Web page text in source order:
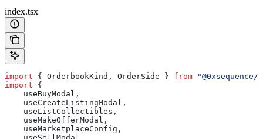
index.tsx
import { OrderbookKind , OrderSide } from
import {
    useBuyModal
,
    useCreateListingModal
,
    useListCollectibles
,
    useMakeOfferModal
,
    useMarketplaceConfig
,